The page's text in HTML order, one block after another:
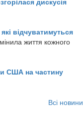
відчуватимуться
життя кожного
США на частину
Всі новини